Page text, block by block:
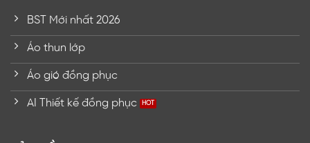
BST Mới nhất 2026
Áo thun lớp
Áo gió đồng phục
AI Thiết kế đồng phục